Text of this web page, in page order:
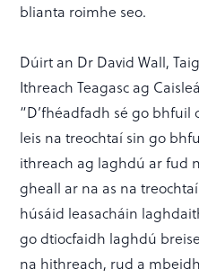
blianta roimhe seo.
Dúirt an Dr David Wall,
Ithreach Teagasc ag
“D’fhéadfadh sé go
leis na treochtaí sin go
ithreach ag laghdú ar fud
gheall ar na as na
húsáid leasacháin
go dtiocfaidh laghdú
na hithreach, rud a